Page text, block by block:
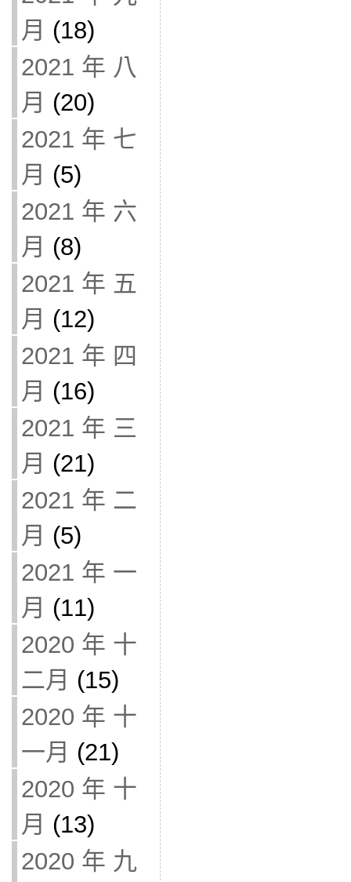
月 (18)
2021 年 八
月 (20)
2021 年 七
月 (5)
2021 年 六
月 (8)
2021 年 五
月 (12)
2021 年 四
月 (16)
2021 年 三
月 (21)
2021 年 二
月 (5)
2021 年 一
月 (11)
2020 年 十
二月 (15)
2020 年 十
一月 (21)
2020 年 十
月 (13)
2020 年 九